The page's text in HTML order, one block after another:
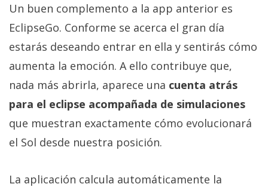
Un buen complemento a la app anterior es
EclipseGo. Conforme se acerca el gran día
estarás deseando entrar en ella y sentirás cómo
aumenta la emoción. A ello contribuye que,
nada más abrirla, aparece una cuenta atrás
para el eclipse acompañada de simulaciones
que muestran exactamente cómo evolucionará
el Sol desde nuestra posición.
La aplicación calcula automáticamente la